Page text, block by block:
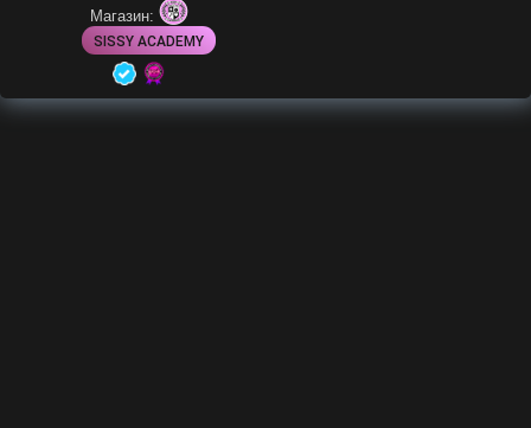
Магазин:
SISSY ACADEMY